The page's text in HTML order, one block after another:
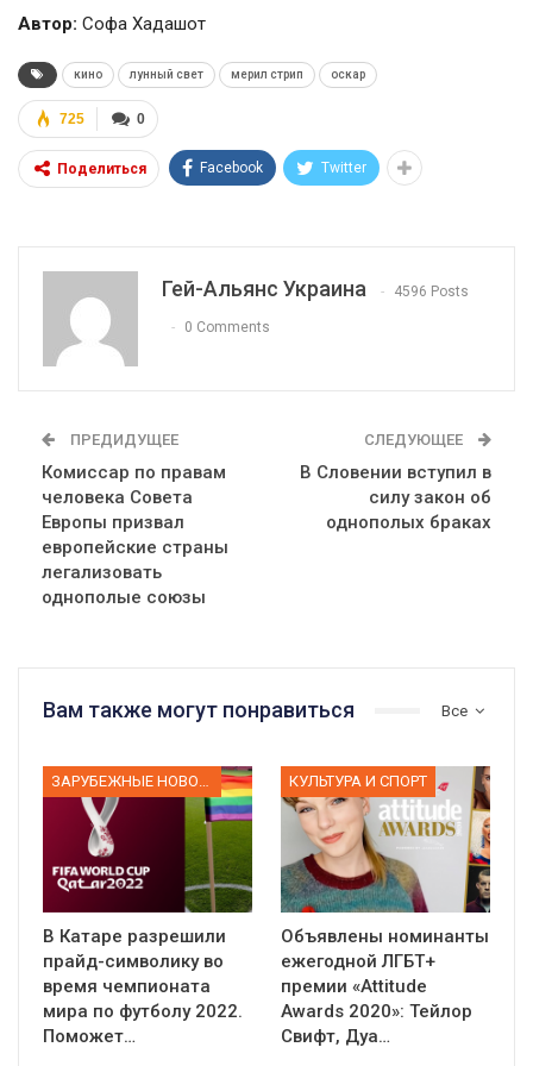
Автор: Софа Хадашот
кино лунный свет мерил стрип оскар
0
725
Поделиться Facebook Twitter
Гей-Альянс Украина 4596 Posts
0 Comments
ПРЕДИДУЩЕЕ
Комиссар по правам
человека Совета
Европы призвал
европейские страны
легализовать
однополые союзы
СЛЕДУЮЩЕЕ
В Словении вступил в
силу закон об
однополых браках
Все
Вам также могут понравиться
ЗАРУБЕЖНЫЕ НОВОСТИ
В Катаре разрешили
прайд-символику во
время чемпионата
мира по футболу 2022.
Поможет…
КУЛЬТУРА И СПОРТ
Объявлены номинанты
ежегодной ЛГБТ+
премии «Attitude
Awards 2020»: Тейлор
Свифт, Дуа…